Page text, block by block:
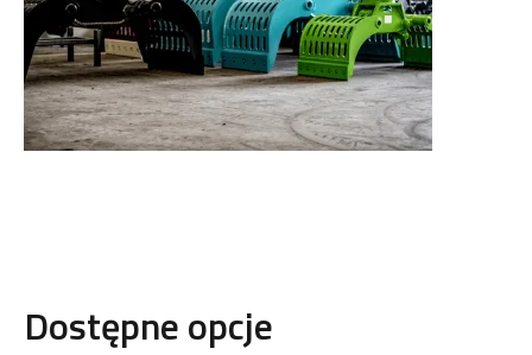
Dostępne opcje